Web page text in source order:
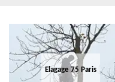
Elagage 75 Paris